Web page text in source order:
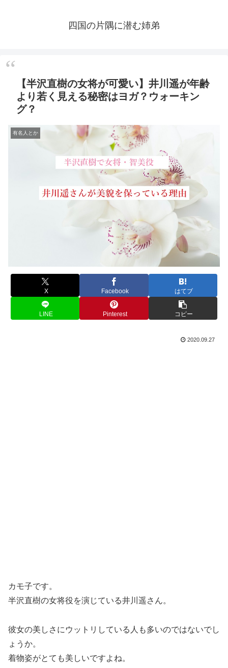
四国の片隅に潜む姉弟
【半沢直樹の女将が可愛い】井川遥が年齢
より若く見える秘密はヨガ？ウォーキン
グ？
有名人とか
X Facebook はてブ
LINE Pinterest コピー
2020.09.27
カモ子です。
半沢直樹の女将役を演じている井川遥さん。
彼女の美しさにウットリしている人も多いのではないでし
ょうか。
着物姿がとても美しいですよね。